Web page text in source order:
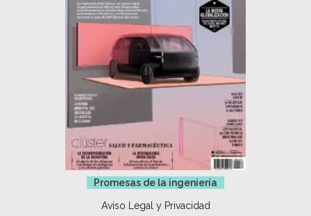
Promesas de la ingeniería
Aviso Legal y Privacidad